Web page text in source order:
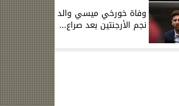
وفاة خورخي ميسي والد
نجم الأرجنتين بعد صراع...